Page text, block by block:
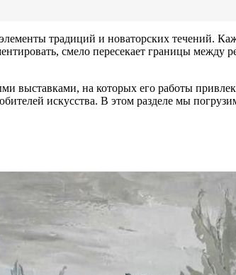
элементы традиций и новаторских течений.
смело пересекает границы между
выставками, на которых его работы
искусства. В этом разделе мы